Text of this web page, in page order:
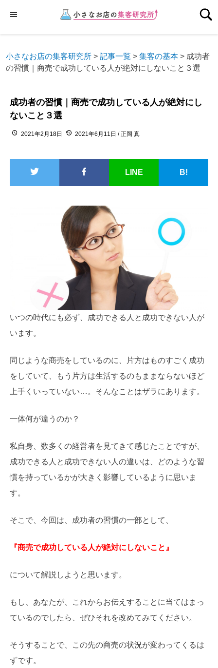
小さなお店の集客研究所 > 記事一覧 > 集客の基本 > 成功者
の習慣｜商売で成功している人が絶対にしないこと３選
2021年2月18日 2021年6月11日 /正岡 真
成功者の習慣｜商売で成功している人が絶対にし
ないこと３選
LINE B!
いつの時代にも必ず、成功できる人と成功できない人が
います。
同じような商売をしているのに、片方はものすごく成功
をしていて、もう片方は生活するのもままならないほど
上手くいっていない…。そんなことはザラにあります。
一体何が違うのか？
私自身、数多くの経営者を見てきて感じたことですが、
成功できる人と成功できない人の違いは、どのような習
慣を持っているかが大きく影響しているように思いま
す。
そこで、今回は、成功者の習慣の一部として、
『商売で成功している人が絶対にしないこと』
について解説しようと思います。
もし、あなたが、これからお伝えすることに当てはまっ
ているのでしたら、ぜひそれを改めてみてください。
そうすることで、この先の商売の状況が変わってくるは
ずです。